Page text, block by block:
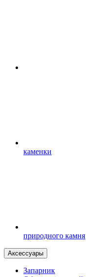
каменки
природного камня
Аксессуары
Запарник